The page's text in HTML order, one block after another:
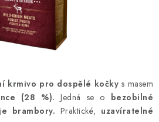
HLUČÍNĚ A OKOLÍ
krmivo pro dospělé kočkys masem
(28 %). Jedná se o bezobilné
brambory. Praktické, uzavíratelné